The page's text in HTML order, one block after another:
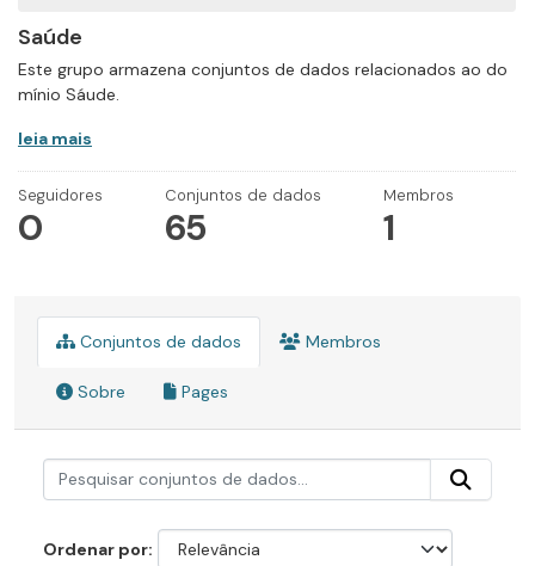
Saúde
Este grupo armazena conjuntos de dados relacionados ao do
mínio Sáude.
leia mais
Seguidores
0
Conjuntos de dados
65
Membros
1
Conjuntos de dados Membros
Sobre Pages
Ordenar por